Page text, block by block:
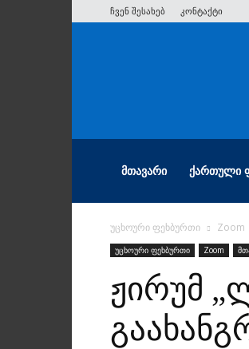
ჩვენ შესახებ კონტაქტი
ᲛᲗᲐᲕᲐᲠᲘ ᲥᲐᲠᲗᲣᲚᲘ
უცხოური ფეხბურთი Zoom
უცხოური ფეხბურთი Zoom
ჟირუმ